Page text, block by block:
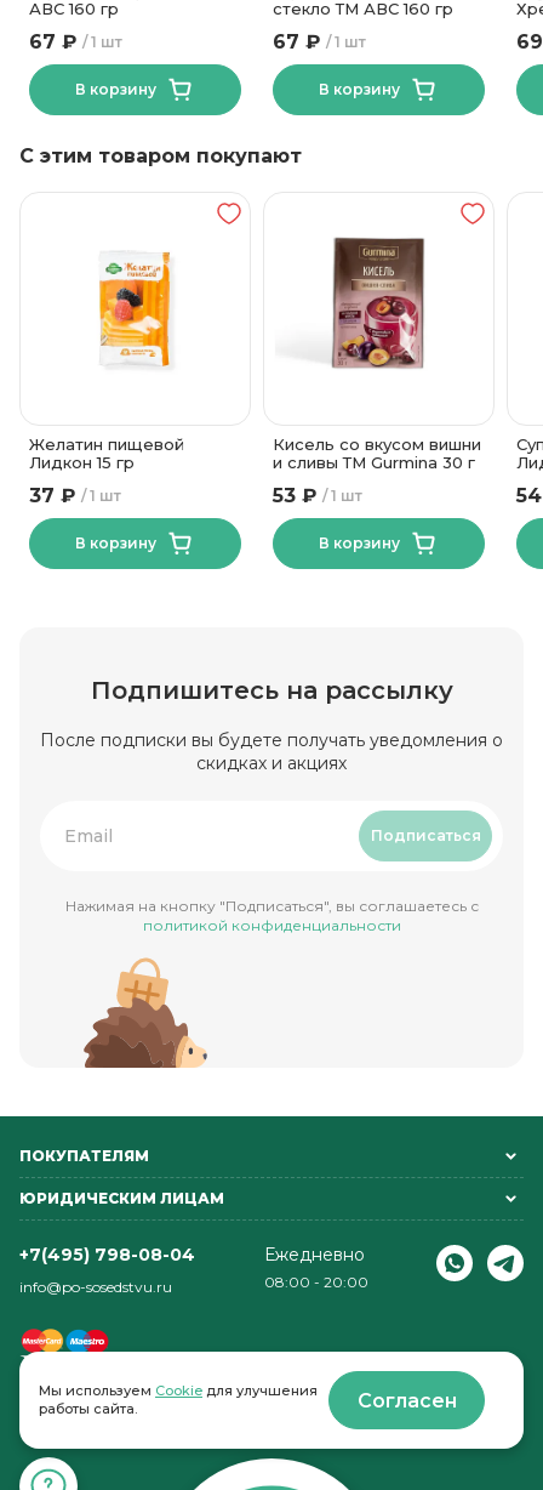
АВС 160 гр
1 шт
67 ₽
В корзину
стекло ТМ АВС 160 гр
1 шт
67 ₽
В корзину
С этим товаром покупают
Желатин пищевой
Лидкон 15 гр
1 шт
37 ₽
В корзину
Кисель со вкусом вишни
и сливы ТМ Gurmina 30 г
1 шт
53 ₽
В корзину
Подпишитесь на рассылку
После подписки вы будете получать уведомления о
скидках и акциях
Подписаться
Нажимая на кнопку "Подписаться", вы соглашаетесь с
политикой конфиденциальности
ПОКУПАТЕЛЯМ
ЮРИДИЧЕСКИМ ЛИЦАМ
+7(495) 798-08-04
info@po-sosedstvu.ru
Ежедневно
08:00 - 20:00
© 2022-2026 . По соседству
Мы используем Cookie для улучшения
работы сайта.
Согласен